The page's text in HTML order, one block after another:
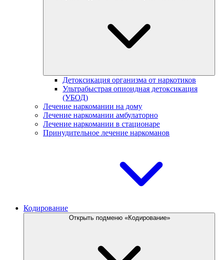
Детоксикация организма от наркотиков
Ультрабыстрая опиоидная детоксикация
(УБОД)
Лечение наркомании на дому
Лечение наркомании амбулаторно
Лечение наркомании в стационаре
Принудительное лечение наркоманов
Кодирование
Открыть подменю «Кодирование»